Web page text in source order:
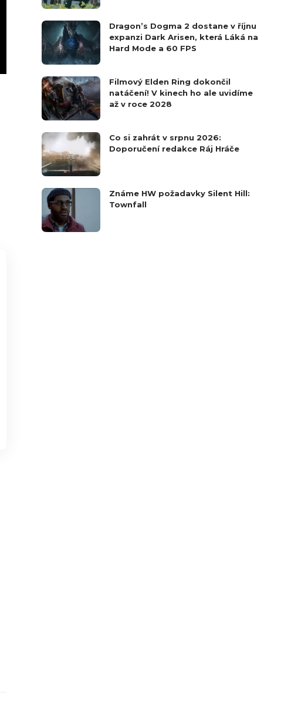
Dragon’s Dogma 2 dostane v říjnu
expanzi Dark Arisen, která Láká na
Hard Mode a 60 FPS
Filmový Elden Ring dokončil
natáčení! V kinech ho ale uvidíme
až v roce 2028
Co si zahrát v srpnu 2026:
Doporučení redakce Ráj Hráče
Známe HW požadavky Silent Hill:
Townfall